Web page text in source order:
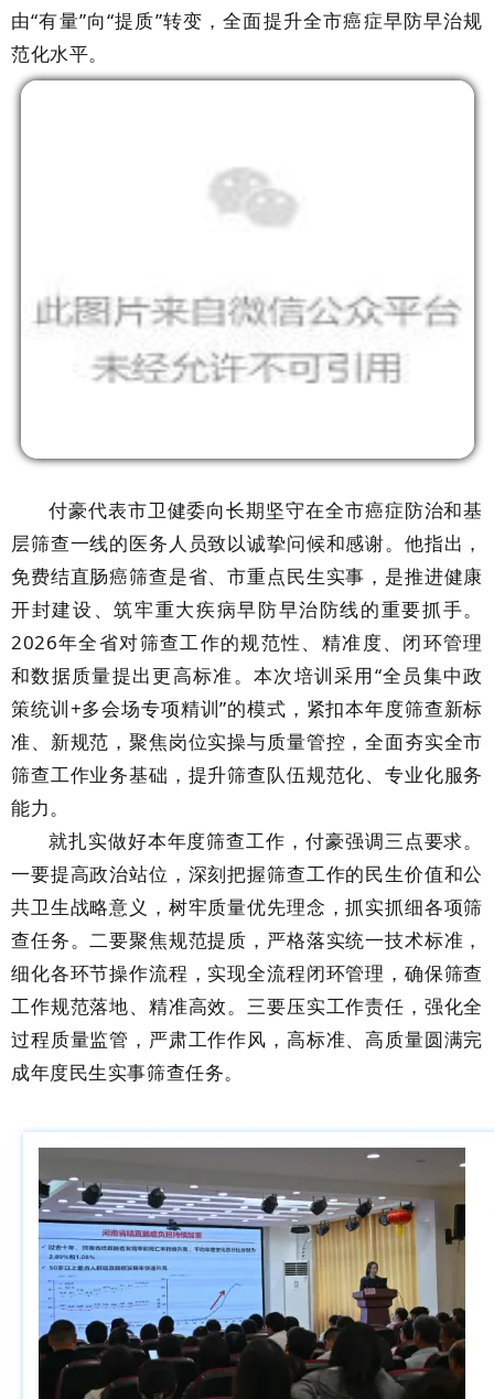
由“有量”向“提质”转变，全面提升全市癌症早防早治规
范化水平。
付豪代表市卫健委向长期坚守在全市癌症防治和基
层筛查一线的医务人员致以诚挚问候和感谢。他指出，
免费结直肠癌筛查是省、市重点民生实事，是推进健康
开封建设、筑牢重大疾病早防早治防线的重要抓手。
2026年全省对筛查工作的规范性、精准度、闭环管理
和数据质量提出更高标准。本次培训采用“全员集中政
策统训+多会场专项精训”的模式，紧扣本年度筛查新标
准、新规范，聚焦岗位实操与质量管控，全面夯实全市
筛查工作业务基础，提升筛查队伍规范化、专业化服务
能力。
就扎实做好本年度筛查工作，付豪强调三点要求。
一要提高政治站位，深刻把握筛查工作的民生价值和公
共卫生战略意义，树牢质量优先理念，抓实抓细各项筛
查任务。二要聚焦规范提质，严格落实统一技术标准，
细化各环节操作流程，实现全流程闭环管理，确保筛查
工作规范落地、精准高效。三要压实工作责任，强化全
过程质量监管，严肃工作作风，高标准、高质量圆满完
成年度民生实事筛查任务。